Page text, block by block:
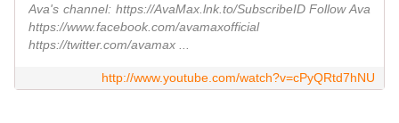
Ava's channel: https://AvaMax.lnk.to/SubscribeID Follow Ava
https://www.facebook.com/avamaxofficial
https://twitter.com/avamax ...
http://www.youtube.com/watch?v=cPyQRtd7hNU